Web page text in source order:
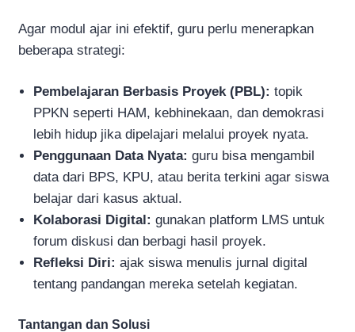
Agar modul ajar ini efektif, guru perlu menerapkan
beberapa strategi:
Pembelajaran Berbasis Proyek (PBL): topik
PPKN seperti HAM, kebhinekaan, dan demokrasi
lebih hidup jika dipelajari melalui proyek nyata.
Penggunaan Data Nyata: guru bisa mengambil
data dari BPS, KPU, atau berita terkini agar siswa
belajar dari kasus aktual.
Kolaborasi Digital: gunakan platform LMS untuk
forum diskusi dan berbagi hasil proyek.
Refleksi Diri: ajak siswa menulis jurnal digital
tentang pandangan mereka setelah kegiatan.
Tantangan dan Solusi